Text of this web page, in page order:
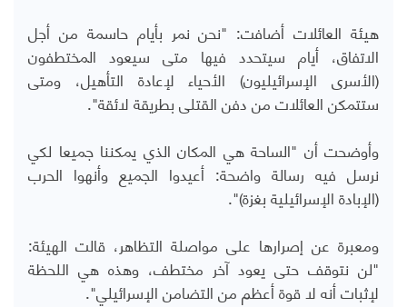
هيئة العائلات أضافت: "نحن نمر بأيام حاسمة من أجل
الاتفاق، أيام سيتحدد فيها متى سيعود المختطفون
(الأسرى الإسرائيليون) الأحياء لإعادة التأهيل، ومتى
ستتمكن العائلات من دفن القتلى بطريقة لائقة".
وأوضحت أن "الساحة هي المكان الذي يمكننا جميعا لكي
نرسل فيه رسالة واضحة: أعيدوا الجميع وأنهوا الحرب
(الإبادة الإسرائيلية بغزة)".
ومعبرة عن إصرارها على مواصلة التظاهر، قالت الهيئة:
"لن نتوقف حتى يعود آخر مختطف، وهذه هي اللحظة
لإثبات أنه لا قوة أعظم من التضامن الإسرائيلي".